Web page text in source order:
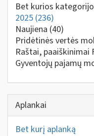
Bet kurios
2025 (236)
Naujiena (40)
Pridėtinės vertės
Raštai, paaiškinimai
Gyventojų pajamų
Aplankai
Bet kurį aplanką